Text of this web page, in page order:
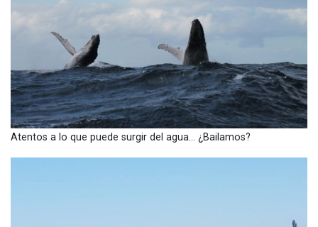
Atentos a lo que puede surgir del agua… ¿Bailamos?